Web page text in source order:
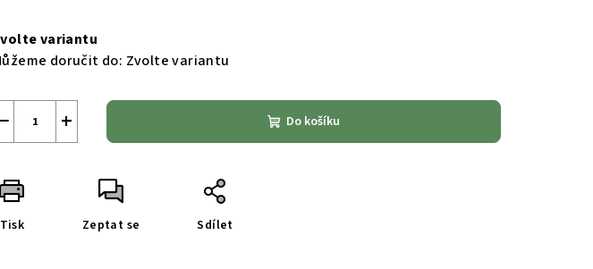
variantu
doručit do: Zvolte variantu
+
− Do košíku
Tisk Zeptat se Sdílet